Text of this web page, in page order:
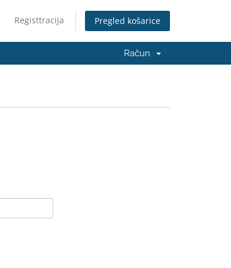
Registtracija Pregled košarice
Račun